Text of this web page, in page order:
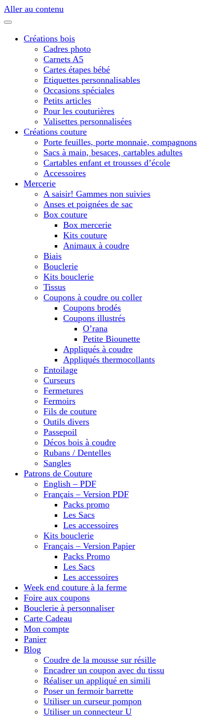
Aller au contenu
Créations bois
Cadres photo
Carnets A5
Cartes étapes bébé
Etiquettes personnalisables
Occasions spéciales
Petits articles
Pour les couturières
Valisettes personnalisées
Créations couture
Porte feuilles, porte monnaie, compagnons
Sacs à main, besaces, cartables adultes
Cartables enfant et trousses d’école
Accessoires
Mercerie
A saisir! Gammes non suivies
Anses et poignées de sac
Box couture
Box mercerie
Kits couture
Animaux à coudre
Biais
Bouclerie
Kits bouclerie
Tissus
Coupons à coudre ou coller
Coupons brodés
Coupons illustrés
O’rana
Petite Biounette
Appliqués à coudre
Appliqués thermocollants
Entoilage
Curseurs
Fermetures
Fermoirs
Fils de couture
Outils divers
Passepoil
Décos bois à coudre
Rubans / Dentelles
Sangles
Patrons de Couture
English – PDF
Français – Version PDF
Packs promo
Les Sacs
Les accessoires
Kits bouclerie
Français – Version Papier
Packs Promo
Les Sacs
Les accessoires
Week end couture à la ferme
Foire aux coupons
Bouclerie à personnaliser
Carte Cadeau
Mon compte
Panier
Blog
Coudre de la mousse sur résille
Encadrer un coupon avec du tissu
Réaliser un appliqué en simili
Poser un fermoir barrette
Utiliser un curseur pompon
Utiliser un connecteur U